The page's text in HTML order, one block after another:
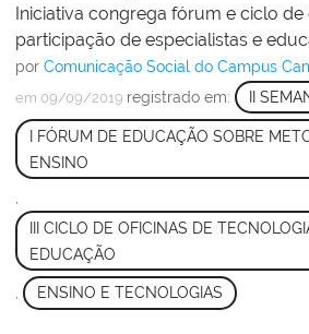
Iniciativa congrega fórum e ciclo de
participação de especialistas e
por Comunicação Social do Campus
em 09/09/2019 registrado em: II
I FÓRUM DE EDUCAÇÃO SOBRE
ENSINO
III CICLO DE OFICINAS DE
EDUCAÇÃO
, ENSINO E TECNOLOGIAS